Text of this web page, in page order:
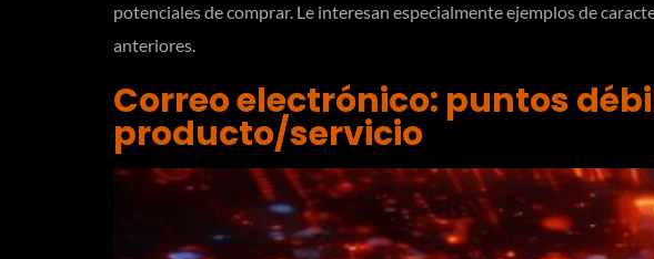
potenciales de comprar. Le interesan especialmente ejemplos de
anteriores.
Correo electrónico: puntos
producto/servicio